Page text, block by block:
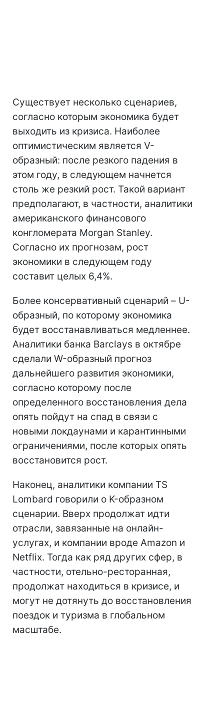
Существует несколько сценариев,
согласно которым экономика будет
выходить из кризиса. Наиболее
оптимистическим является V-
образный: после резкого падения в
этом году, в следующем начнется
столь же резкий рост. Такой вариант
предполагают, в частности, аналитики
американского финансового
конгломерата Morgan Stanley.
Согласно их прогнозам, рост
экономики в следующем году
составит целых 6,4%.
Более консервативный сценарий – U-
образный, по которому экономика
будет восстанавливаться медленнее.
Аналитики банка Barclays в октябре
сделали W-образный прогноз
дальнейшего развития экономики,
согласно которому после
определенного восстановления дела
опять пойдут на спад в связи с
новыми локдаунами и карантинными
ограничениями, после которых опять
восстановится рост.
Наконец, аналитики компании TS
Lombard говорили о K-образном
сценарии. Вверх продолжат идти
отрасли, завязанные на онлайн-
услугах, и компании вроде Amazon и
Netflix. Тогда как ряд других сфер, в
частности, отельно-ресторанная,
продолжат находиться в кризисе, и
могут не дотянуть до восстановления
поездок и туризма в глобальном
масштабе.